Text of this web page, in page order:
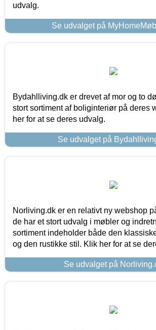
udvalg.
Se udvalget på
Bydahlliving.dk er drevet af mor og to
stort sortiment af boliginteriør på deres
her for at se deres udvalg.
Se udvalget på
Norliving.dk er en relativt ny webshop
de har et stort udvalg i møbler og
sortiment indeholder både den
og den rustikke stil. Klik her for at se
Se udvalget på